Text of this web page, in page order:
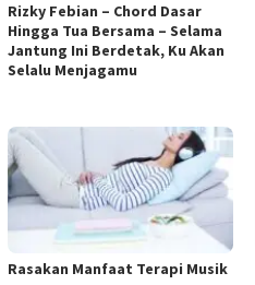
Rizky Febian – Chord Dasar
Hingga Tua Bersama – Selama
Jantung Ini Berdetak, Ku Akan
Selalu Menjagamu
Rasakan Manfaat Terapi Musik